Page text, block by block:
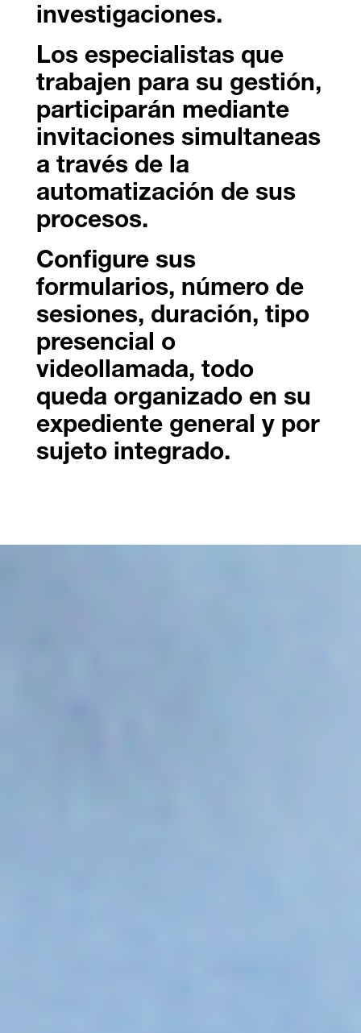
investigaciones.
Los especialistas que
trabajen para su gestión,
participarán mediante
invitaciones simultaneas
a través de la
automatización de sus
procesos.
Configure sus
formularios, número de
sesiones, duración, tipo
presencial o
videollamada, todo
queda organizado en su
expediente general y por
sujeto integrado.